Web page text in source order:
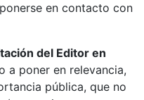
en contacto con
del Editor en
a poner en relevancia,
pública, que no